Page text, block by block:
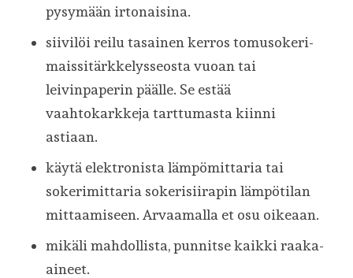
pysymään irtonaisina.
siivilöi reilu tasainen kerros tomusokeri-
maissitärkkelysseosta vuoan tai
leivinpaperin päälle. Se estää
vaahtokarkkeja tarttumasta kiinni
astiaan.
käytä elektronista lämpömittaria tai
sokerimittaria sokerisiirapin lämpötilan
mittaamiseen. Arvaamalla et osu oikeaan.
mikäli mahdollista, punnitse kaikki raaka-
aineet.